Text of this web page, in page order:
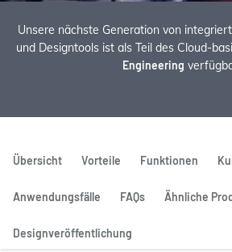
Unsere nächste Generation von
und Designtools ist als Teil des Cloud-
Engineering
Übersicht Vorteile Funktionen
Anwendungsfälle FAQs Ähnliche
Designveröffentlichung